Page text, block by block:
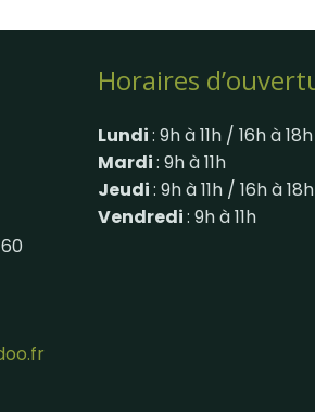
Horaires
Lundi: 9h à 11h / 16h à 18h
Mardi: 9h à 11h
Jeudi: 9h à 11h / 16h à 18h
Vendredi: 9h à 11h